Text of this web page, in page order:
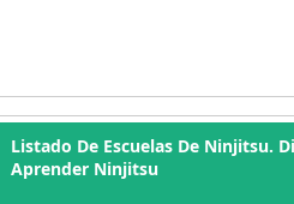
Listado De Escuelas De Ninjitsu.
Aprender Ninjitsu